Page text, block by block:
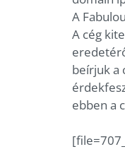
A
A cég
beírjuk a
ebben a